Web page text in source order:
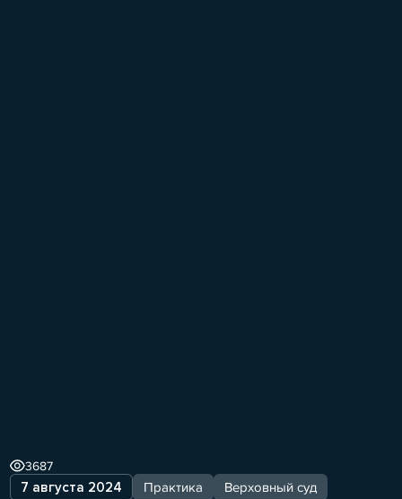
7 августа 2024 Практика Верховный суд
3687